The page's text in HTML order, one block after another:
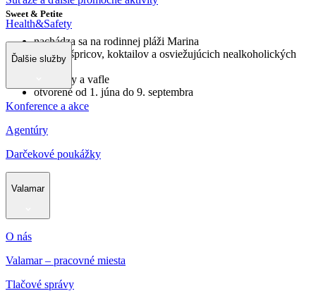
Sweet & Petite
nachádza sa na rodinnej pláži Marina
ponuka špricov, koktailov a osviežujúcich nealkoholických
nápojov
palacinky a vafle
otvorené od 1. júna do 9. septembra
Health&Safety
Ďalšie služby
Konference a akce
Agentúry
Darčekové poukážky
Valamar
O nás
Valamar – pracovné miesta
Tlačové správy